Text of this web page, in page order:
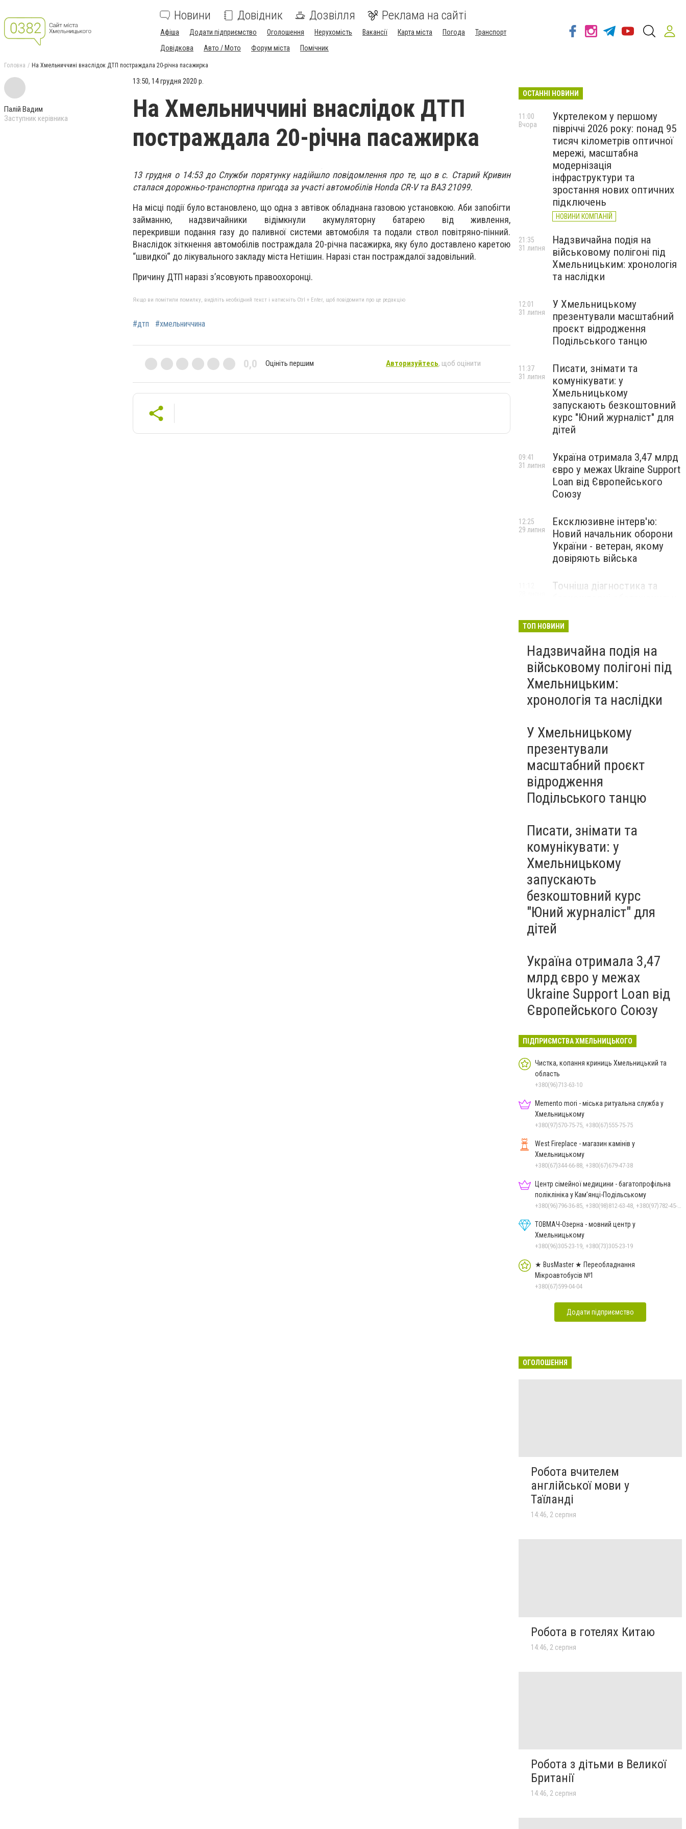
Новини Довідник Дозвілля Реклама на сайті
Афіша Додати підприємство Оголошення Нерухомість Вакансії Карта міста Погода
Транспорт
Довідкова
Авто / Мото Форум міста Помічник
Головна На Хмельниччині внаслідок ДТП постраждала 20-річна пасажирка
Палій Вадим
Заступник керівника
13:50, 14 грудня 2020 р.
На Хмельниччині внаслідок ДТП
постраждала 20-річна пасажирка
13 грудня о 14:53 до Служби порятунку надійшло повідомлення про те, що в с. Старий Кривин
сталася дорожньо-транспортна пригода за участі автомобілів Honda CR-V та ВАЗ 21099.
На місці події буловстановлено, що одна з автівок обладнана газовою установкою.Аби запобігти
займанню, надзвичайники відімкнули акумуляторну батарею від живлення,
перекривши подання газу допаливноїсистеми автомобіля та подали ствол повітряно-пінний.
Внаслідок зіткнення автомобілів постраждала 20-річна пасажирка, яку було доставлено каретою
“швидкої” до лікувального закладу міста Нетішин. Наразі стан постраждалої задовільний.
Причину ДТП наразі з’ясовують правоохоронці.
Якщо ви помітили помилку, виділіть необхідний текст і натисніть Ctrl + Enter, щоб повідомити про це редакцію
#дтп #хмельниччина
0,0 Оцініть першим Авторизуйтесь, щоб оцінити
ОСТАННІ НОВИНИ
Укртелеком у першому
півріччі 2026 року: понад 95
тисяч кілометрів оптичної
мережі, масштабна
модернізація
інфраструктури та
зростання нових оптичних
підключень
НОВИНИ КОМПАНІЙ
11:00
Вчора
Надзвичайна подія на
військовому полігоні під
Хмельницьким: хронологія
та наслідки
21:35
31 липня
У Хмельницькому
презентували масштабний
проєкт відродження
Подільського танцю
12:01
31 липня
Писати, знімати та
комунікувати: у
Хмельницькому
запускають безкоштовний
курс "Юний журналіст" для
дітей
11:37
31 липня
Україна отримала 3,47 млрд
євро у межах Ukraine Support
Loan від Європейського
Союзу
09:41
31 липня
Ексклюзивне інтерв'ю:
Новий начальник оборони
України - ветеран, якому
довіряють війська
12:25
29 липня
Точніша діагностика та
протипухлинному центрі
запрацював новий
томограф
Паперовий флот замість
Чорноморського: як реальні
втрати Росії перетворилися
на дитячу аплікацію
23:42
27 липня
ТОП НОВИНИ
Надзвичайна подія на
військовому полігоні під
Хмельницьким:
хронологія та наслідки
У Хмельницькому
презентували
масштабний проєкт
відродження
Подільського танцю
Писати, знімати та
комунікувати: у
Хмельницькому
запускають
безкоштовний курс
"Юний журналіст" для
дітей
Україна отримала 3,47
млрд євро у межах
Ukraine Support Loan від
Європейського Союзу
ПІДПРИЄМСТВА ХМЕЛЬНИЦЬКОГО
Чистка, копання криниць Хмельницький та
область
+380(96)713-63-10
Memento mori - міська ритуальна служба у
Хмельницькому
+380(97)570-75-75, +380(67)555-75-75
West Fireplace - магазин камінів у
Хмельницькому
+380(67)344-66-88, +380(67)679-47-38
Центр сімейної медицини - багатопрофільна
поліклініка у Кам’янці-Подільському
+380(96)796-36-85, +380(98)812-63-48, +380(97)782-45-70
ТОВМАЧ-Озерна - мовний центр у
Хмельницькому
+380(96)305-23-19, +380(73)305-23-19
★ BusMaster ★ Переобладнання
Мікроавтобусів №1
+380(67)599-04-04
Додати підприємство
ОГОЛОШЕННЯ
Робота вчителем
англійської мови у
Таїланді
14:46, 2 серпня
Робота в готелях Китаю
14:46, 2 серпня
Робота з дітьми в Великої
Британії
14:46, 2 серпня